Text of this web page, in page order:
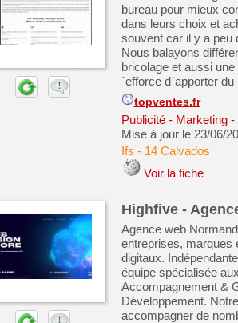
bureau pour mieux
dans leurs choix et
souvent car il y a peu
Nous balayons
bricolage et aussi
´efforce d´apporter
topventes.fr
Publicité - Marketing
Mise à jour le 23/06/
Ifs - 14 Calvados
Voir la fiche
Highfive -
Agence web
entreprises, marques
digitaux.
équipe spécialisée
Accompagnement &
Développement.
accompagner de